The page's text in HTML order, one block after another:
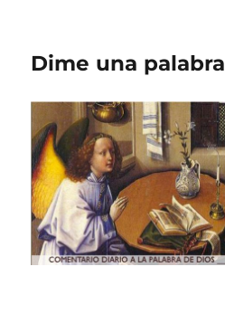
Dime una palabra